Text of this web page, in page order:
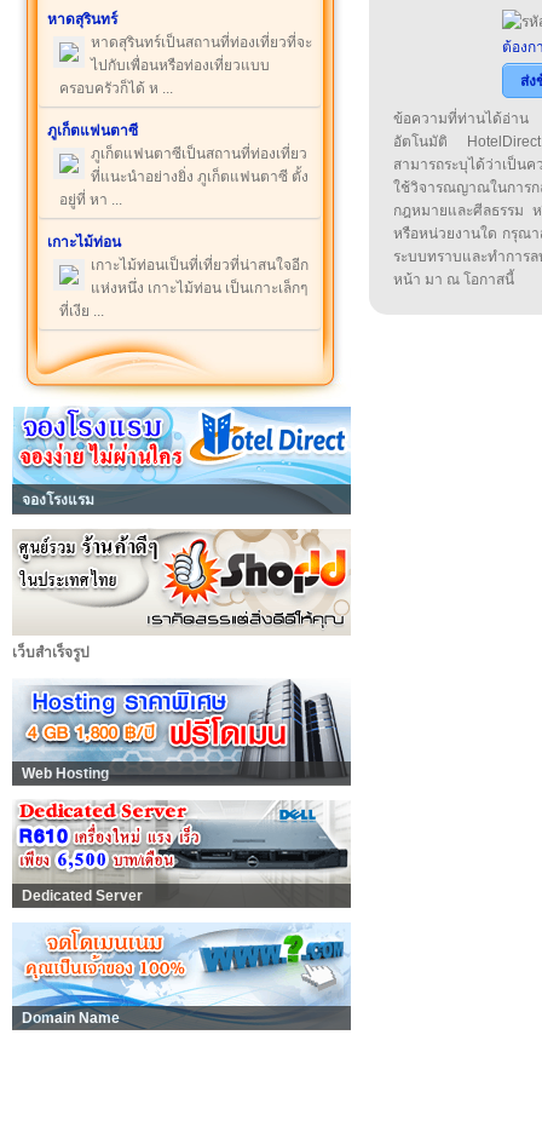
หาดสุรินทร์
หาดสุรินทร์เป็นสถานที่ท่องเที่ยวที่จะ
ไปกับเพื่อนหรือท่องเที่ยวแบบ
ครอบครัวก็ได้ ห ...
ภูเก็ตแฟนตาซี
ภูเก็ตแฟนตาซีเป็นสถานที่ท่องเที่ยว
ที่แนะนำอย่างยิ่ง ภูเก็ตแฟนตาซี ตั้ง
อยู่ที่ หา ...
เกาะไม้ท่อน
เกาะไม้ท่อนเป็นที่เที่ยวที่น่าสนใจอีก
แห่งหนึ่ง เกาะไม้ท่อน เป็นเกาะเล็กๆ
ที่เงีย ...
จองโรงแรม
เว็บสำเร็จรูป
Web Hosting
Dedicated Server
Domain Name
ต้องก
ส่ง
ข้อความที่ท่านได้อ่าน
อัตโนมัติ
สามารถระบุได้ว่าเป็น
ใช้วิจารณญาณในกา
กฎหมายและศีลธรรม
หรือหน่วยงานใด กรุณา
ระบบทราบและทำกา
หน้า มา ณ โอกาสนี้